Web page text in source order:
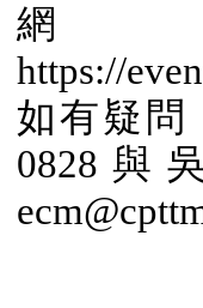
https://
如有疑問
0828 與